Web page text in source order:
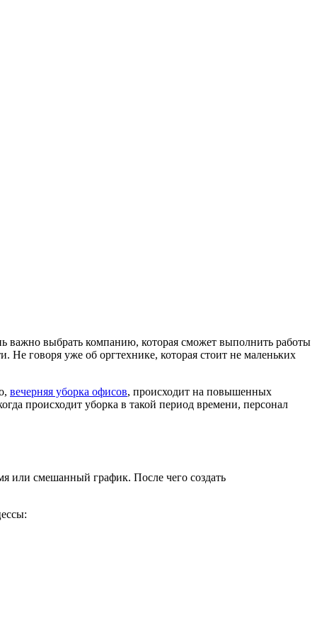
важно выбрать компанию, которая сможет выполнить работы
Не говоря уже об оргтехнике, которая стоит не маленьких
вечерняя уборка офисов, происходит на повышенных
происходит уборка в такой период времени, персонал
или смешанный график. После чего создать